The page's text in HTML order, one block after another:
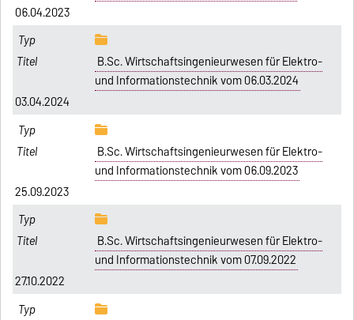
06.04.2023
B.Sc. Wirtschaftsingenieurwesen für Elektro-
und Informationstechnik vom 06.03.2024
03.04.2024
B.Sc. Wirtschaftsingenieurwesen für Elektro-
und Informationstechnik vom 06.09.2023
25.09.2023
B.Sc. Wirtschaftsingenieurwesen für Elektro-
und Informationstechnik vom 07.09.2022
27.10.2022